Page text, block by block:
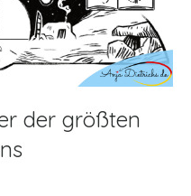
der größten